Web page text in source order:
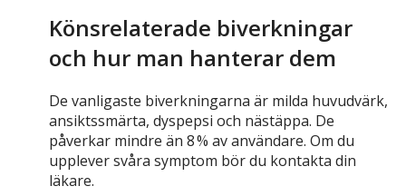
Könsrelaterade biverkningar
och hur man hanterar dem
De vanligaste biverkningarna är milda huvudvärk,
ansiktssmärta, dyspepsi och nästäppa. De
påverkar mindre än 8 % av användare. Om du
upplever svåra symptom bör du kontakta din
läkare.